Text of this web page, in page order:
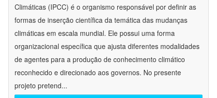
Climáticas (IPCC) é o organismo responsável por definir as
formas de inserção científica da temática das mudanças
climáticas em escala mundial. Ele possui uma forma
organizacional específica que ajusta diferentes modalidades
de agentes para a produção de conhecimento climático
reconhecido e direcionado aos governos. No presente
projeto pretend...